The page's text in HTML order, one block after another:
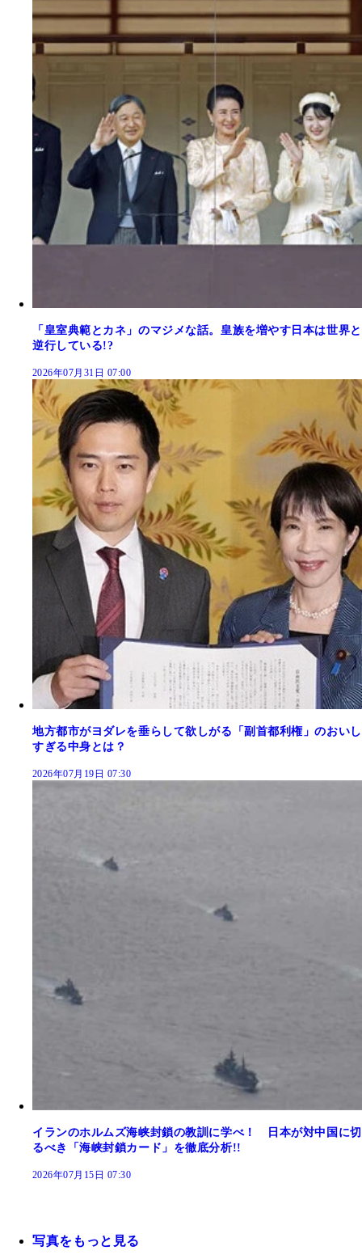
「皇室典範とカネ」のマジメな話。皇族を増やす日本は世界と
逆行している!?
2026年07月31日 07:00
地方都市がヨダレを垂らして欲しがる「副首都利権」のおいし
すぎる中身とは？
2026年07月19日 07:30
イランのホルムズ海峡封鎖の教訓に学べ！ 日本が対中国に切
るべき「海峡封鎖カード」を徹底分析!!
2026年07月15日 07:30
写真をもっと見る